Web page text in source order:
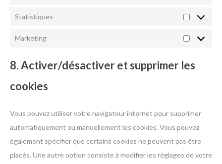
Statistiques
Marketing
8. Activer/désactiver et supprimer les
cookies
Vous pouvez utiliser votre navigateur internet pour supprimer
automatiquement ou manuellement les cookies. Vous pouvez
également spécifier que certains cookies ne peuvent pas être
placés. Une autre option consiste à modifier les réglages de votre